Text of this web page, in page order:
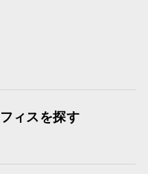
ィスを探す